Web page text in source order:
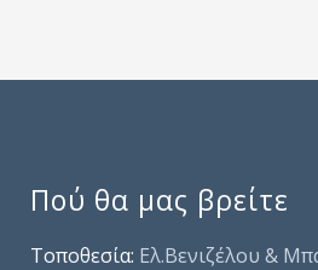
Πού θα μας βρείτε
Τοποθεσία: Ελ.Βενιζέλου &